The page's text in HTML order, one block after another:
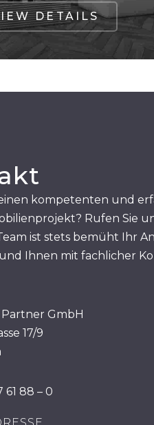
DETAILS
kompetenten und
Rufen Sie
ist stets bemüht Ihr
Ihnen mit fachlicher
GmbH
17/9
61 88 – 0